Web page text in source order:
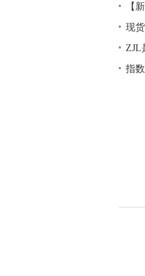
【
发5
现
ZJL
指